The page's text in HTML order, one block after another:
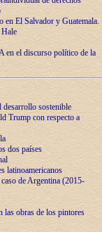
El Salvador y Guatemala.
el discurso político de la
desarrollo sostenible
Trump con respecto a
dos países
latinoamericanos
de Argentina (2015-
las obras de los pintores